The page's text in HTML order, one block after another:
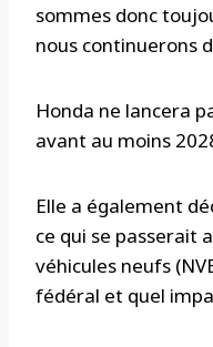
sommes donc
nous continuerons
Honda ne lancera
avant au moins
Elle a également
ce qui se passerait
véhicules neufs
fédéral et quel